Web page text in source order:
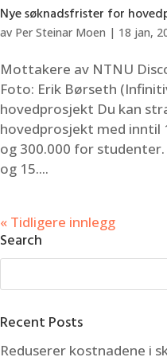
Nye søknadsfrister for
av Per Steinar Moen | 18 jan,
Mottakere av NTNU
Foto: Erik Børseth
hovedprosjekt Du kan
hovedprosjekt med inntil
og 300.000 for
og 15....
« Tidligere innlegg
Search
Recent Posts
Reduserer kostnadene i